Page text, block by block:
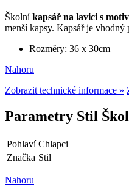
Školníkapsář na lavici s
menší kapsy. Kapsář je
Rozměry: 36 x 30cm
Nahoru
Zobrazit technické informace »
Parametry Stil
Pohlaví Chlapci
Značka Stil
Nahoru